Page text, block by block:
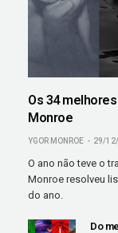
Os 34
Monroe
YGOR MONROE 29/
O ano não teve o
Monroe resolveu
do ano.
Do